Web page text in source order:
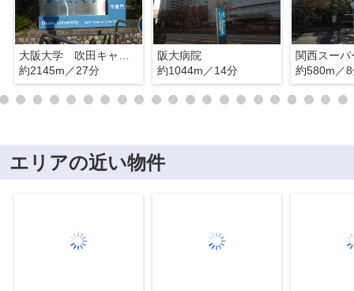
大阪大学 吹田キャンパス
約2145m／27分
阪大病院
約1044m／14分
関西スーパ
約580m／
エリアの近い物件